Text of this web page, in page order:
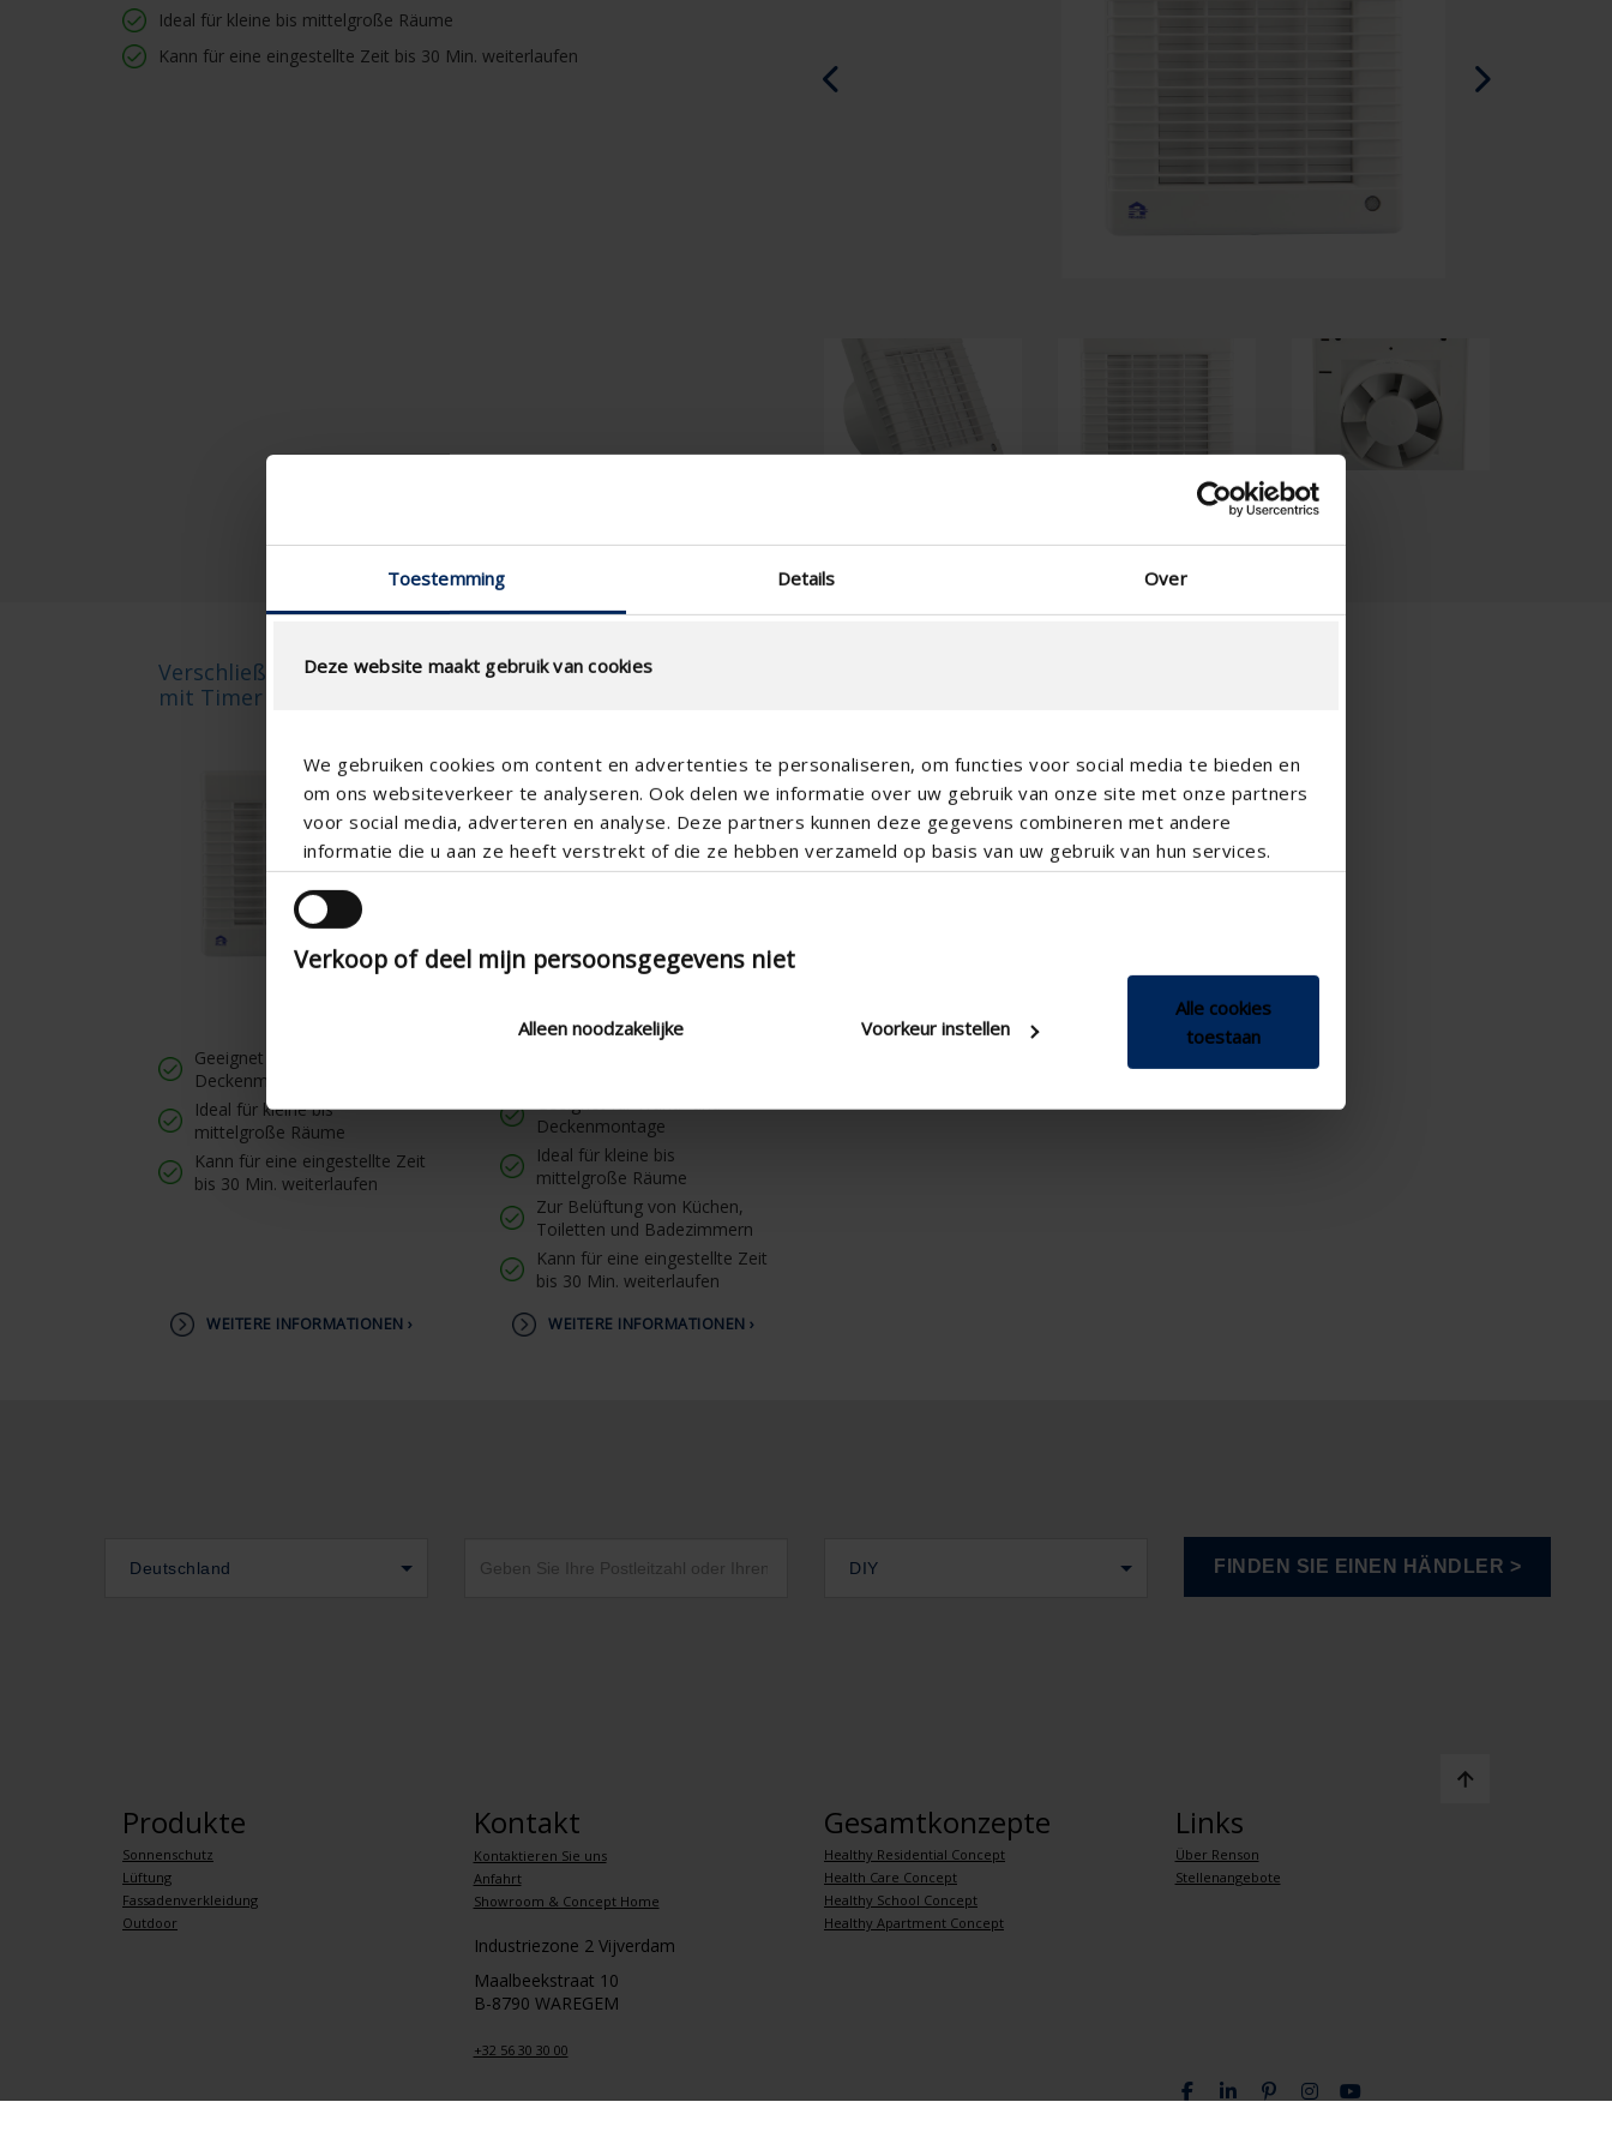
Toestemming Details Over
Deze website maakt gebruik van cookies
We gebruiken cookies om content en advertenties te personaliseren, om functies voor social media te bieden en
om ons websiteverkeer te analyseren. Ook delen we informatie over uw gebruik van onze site met onze partners
voor social media, adverteren en analyse. Deze partners kunnen deze gegevens combineren met andere
informatie die u aan ze heeft verstrekt of die ze hebben verzameld op basis van uw gebruik van hun services.
Verkoop of deel mijn persoonsgegevens niet
Alleen noodzakelijke Voorkeur instellen
Alle cookies
toestaan
Ideal für kleine bis mittelgroße Räume
Kann für eine eingestellte Zeit bis 30 Min. weiterlaufen
Verschließbarer Lüfter
mit Timer
Geeignet für Wand- und
Deckenmontage
Ideal für kleine bis
mittelgroße Räume
Kann für eine eingestellte Zeit
bis 30 Min. weiterlaufen
WEITERE INFORMATIONEN ›
7222T
Verschließbarer Lüfter mit Timer
Geeignet für Wand- und
Deckenmontage
Ideal für kleine bis
mittelgroße Räume
Zur Belüftung von Küchen,
Toiletten und Badezimmern
Kann für eine eingestellte Zeit
bis 30 Min. weiterlaufen
WEITERE INFORMATIONEN ›
Deutschland DIY
Produkte
Sonnenschutz
Lüftung
Fassadenverkleidung
Outdoor
Kontakt
Kontaktieren Sie uns
Anfahrt
Showroom & Concept Home
Industriezone 2 Vijverdam
Maalbeekstraat 10
B-8790 WAREGEM
+32 56 30 30 00
Gesamtkonzepte
Healthy Residential Concept
Health Care Concept
Healthy School Concept
Healthy Apartment Concept
Links
Über Renson
Stellenangebote